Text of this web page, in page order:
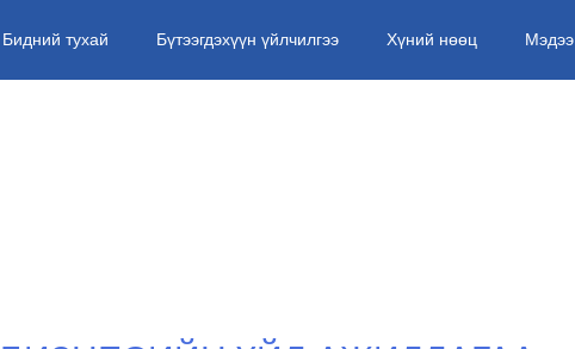
Бидний тухай Бүтээгдэхүүн үйлчилгээ Хүний нөөц Мэдээ